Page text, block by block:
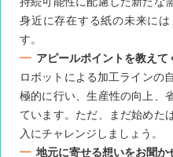
身近に存在する紙の未来に
す。
アピールポイントを教えて
ロボットによる加工ラインの
極的に行い、生産性の向上、
ています。ただ、まだ始めた
入にチャレンジしましょう。
地元に寄せる想いをお聞か